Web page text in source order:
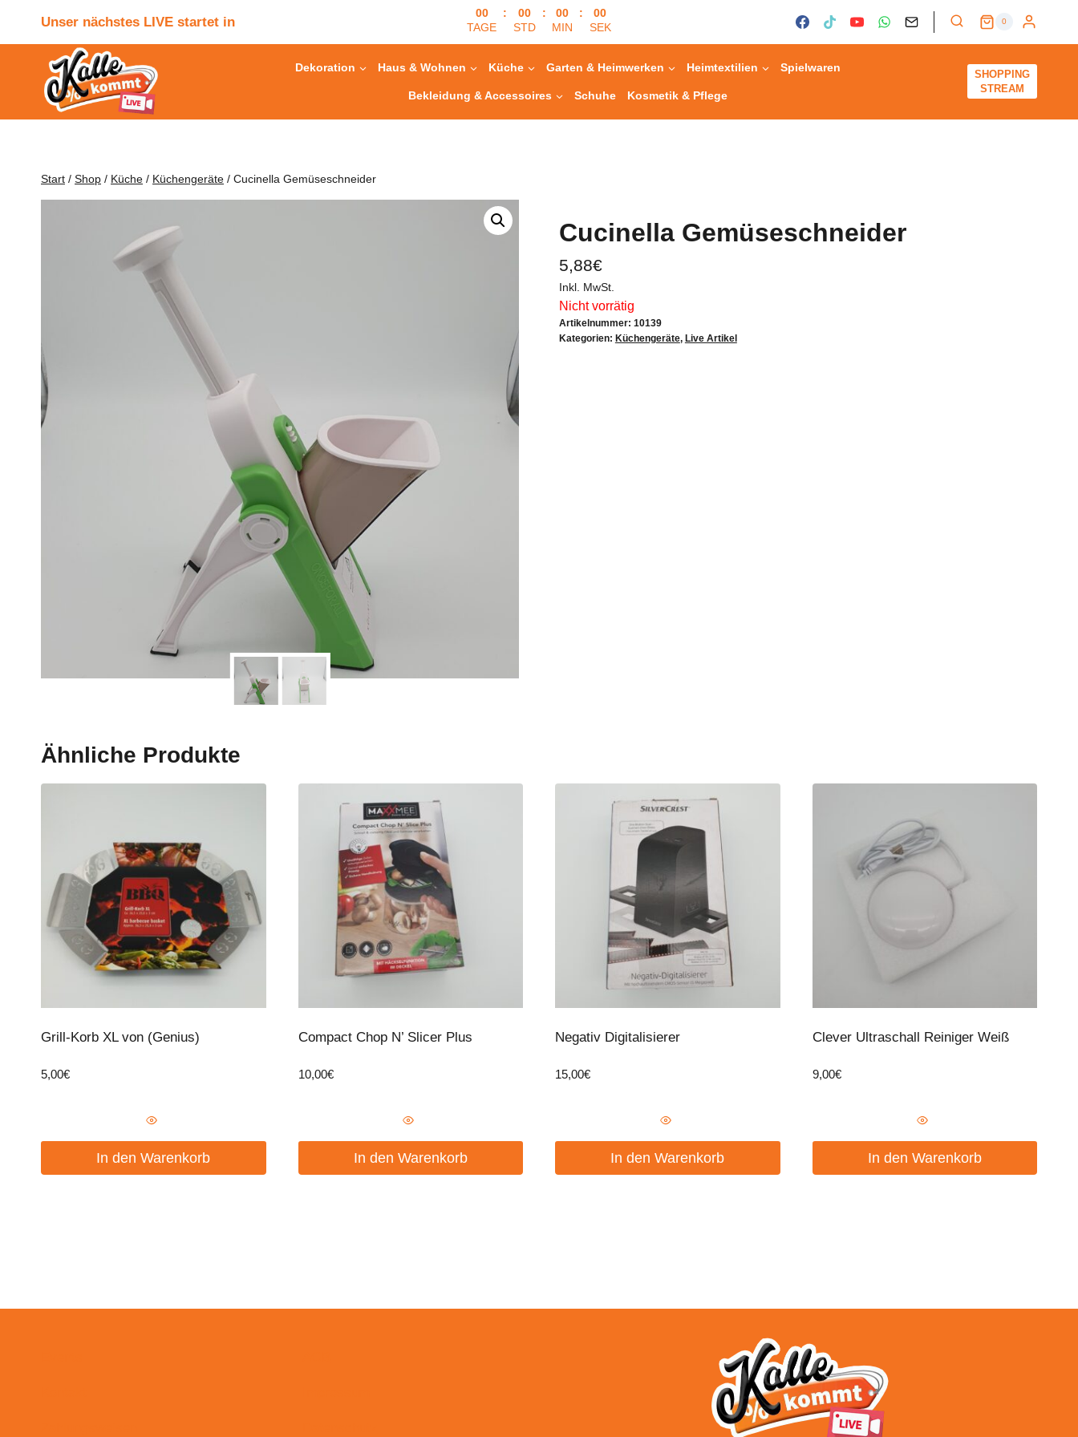
Unser nächstes LIVE startet in
00
TAGE
:
00
STD
:
00
MIN
:
00
SEK
0
Dekoration Haus & Wohnen Küche Garten & Heimwerken Heimtextilien Spielwaren
Bekleidung & Accessoires Schuhe Kosmetik & Pflege
SHOPPING
STREAM
Start / Shop / Küche / Küchengeräte / Cucinella Gemüseschneider
Cucinella Gemüseschneider
5,88€
Inkl. MwSt.
Nicht vorrätig
Artikelnummer: 10139
Kategorien: Küchengeräte, Live Artikel
Ähnliche Produkte
Grill-Korb XL von (Genius)
5,00€
In den Warenkorb
Compact Chop N’ Slicer Plus
10,00€
In den Warenkorb
Negativ Digitalisierer
15,00€
In den Warenkorb
Clever Ultraschall Reiniger Weiß
9,00€
In den Warenkorb